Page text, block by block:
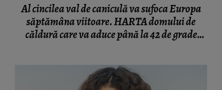
Al cincilea val de caniculă va sufoca Europa
săptămâna viitoare. HARTA domului de
căldură care va aduce până la 42 de grade